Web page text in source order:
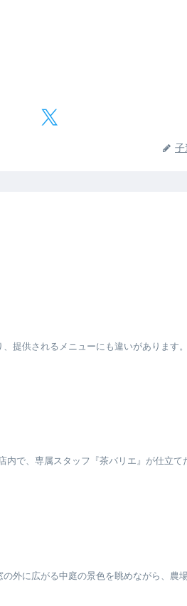
子
提供されるメニューにも違いがあります
内で、専属スタッフ『茶バリエ』が仕立て
外に広がる中庭の景色を眺めながら、農